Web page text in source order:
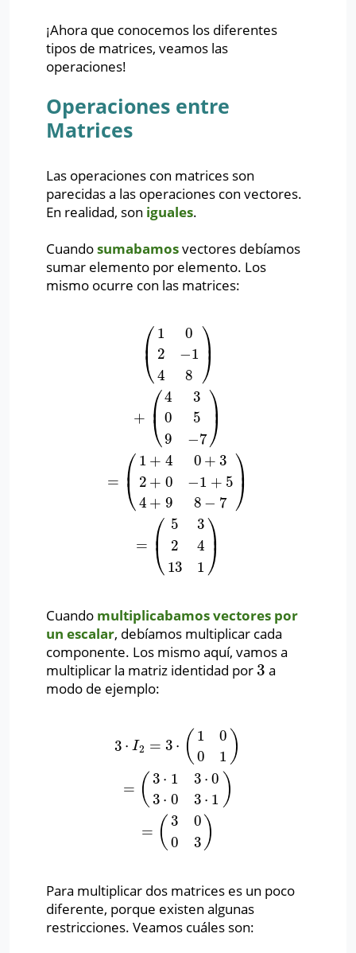
¡Ahora que conocemos los diferentes
tipos de matrices, veamos las
operaciones!
Operaciones entre
Matrices
Las operaciones con matrices son
parecidas a las operaciones con vectores.
En realidad, son iguales.
Cuandosumabamosvectores debíamos
sumar elemento por elemento. Los
mismo ocurre con las matrices:
⎛
⎝
⎜ 1
2
4
0
−1
8
⎞
⎠⎟
+ ⎛
⎝
⎜ 4
0
9
3
5
−7
⎞
⎠⎟
= ⎛
⎝
⎜ 1 + 4
2 + 0
4 + 9
0 + 3
−1 + 5
8 − 7
⎞
⎠⎟
= ⎛
⎝
⎜
5
2
13
3
4
1
⎞
⎠⎟
9 7) 1+4 +
Cuando multiplicabamos vectores por
un escalar, debíamos multiplicar cada
componente. Los mismo aquí, vamos a
multiplicar la matriz identidad por 3
3 a
modo de ejemplo:
3 ⋅ I2 = 3 ⋅ ( 1
0
0
1 )
= ( 3 ⋅ 1
3 ⋅ 0
3 ⋅ 0
3 ⋅ 1 )
= ( 3
0
0
3 )
⋅(1001 )=( 3⋅ 1 ⋅ )
Para multiplicar dos matrices es un poco
diferente, porque existen algunas
restricciones. Veamos cuáles son: